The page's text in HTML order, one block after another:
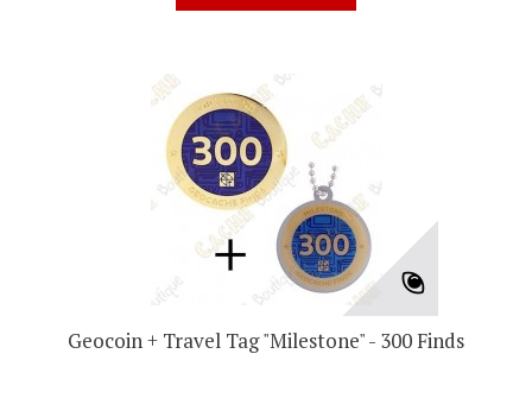
Geocoin + Travel Tag "Milestone" - 300 Finds